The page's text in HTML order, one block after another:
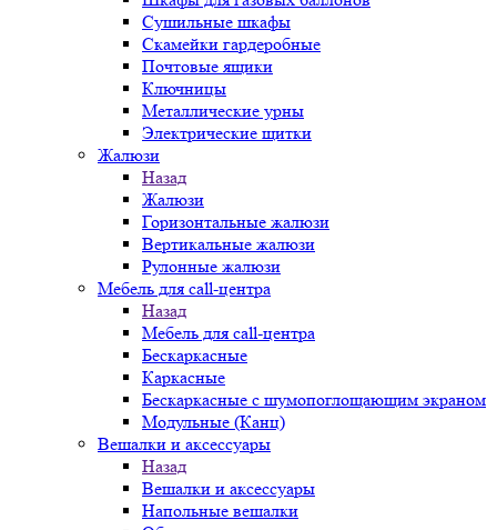
Сушильные шкафы
Скамейки гардеробные
Почтовые ящики
Ключницы
Металлические урны
Электрические щитки
Жалюзи
Назад
Жалюзи
Горизонтальные жалюзи
Вертикальные жалюзи
Рулонные жалюзи
Мебель для call-центра
Назад
Мебель для call-центра
Бескаркасные
Каркасные
Бескаркасные с шумопоглощающим экраном
Модульные (Канц)
Вешалки и аксессуары
Назад
Вешалки и аксессуары
Напольные вешалки